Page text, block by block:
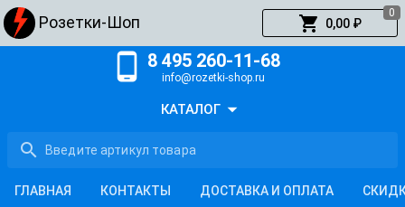
Розетки-Шоп shopping_cart 0,00 ₽
0
КАТАЛОГ arrow_drop_down
search
phone_android 8 495 260-11-68
info@rozetki-shop.ru
ГЛАВНАЯ КОНТАКТЫ ДОСТАВКА И ОПЛАТА